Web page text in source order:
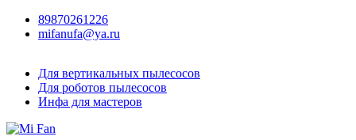
89870261226
mifanufa@ya.ru
Для вертикальных пылесосов
Для роботов пылесосов
Инфа для мастеров